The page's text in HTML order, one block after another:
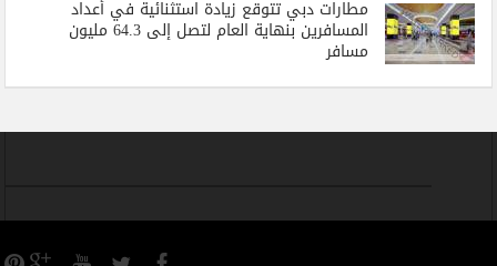
مطارات دبي تتوقع زيادة استثنائية في أعداد
المسافرين بنهاية العام لتصل إلى 64.3 مليون
مسافر